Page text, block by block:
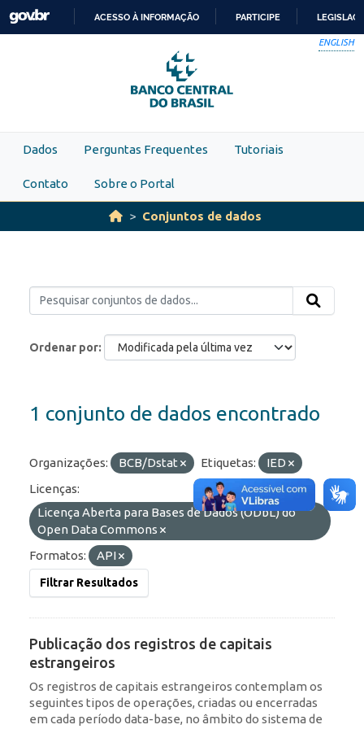
Skip to main content
PARA
O
CONTEÚDO
ACESSO À INFORMAÇÃO PARTICIPE
ENGLISH
Dados Perguntas Frequentes Tutoriais
Contato Sobre o Portal
Conjuntos de dados
Ordenar por
1 conjunto de dados encontrado
Organizações: BCB/Dstat Etiquetas:
IED
Licenças:
Licença Aberta para Bases de Dados (ODbL) do
Open Data Commons
Formatos:
API
Filtrar Resultados
Publicação dos registros de capitais
estrangeiros
Os registros de capitais estrangeiros contemplam os
seguintes tipos de operações, criadas ou encerradas
em cada período data-base, no âmbito do sistema de